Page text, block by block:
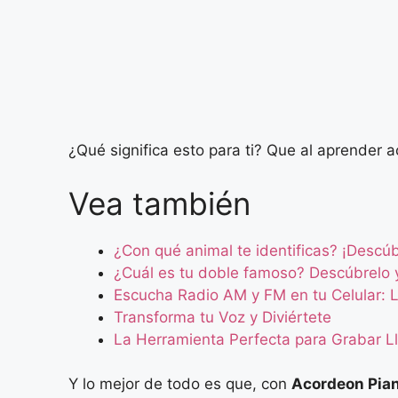
¿Qué significa esto para ti? Que al aprender
Vea también
¿Con qué animal te identificas?
¿Cuál es tu doble famoso? Descúbrelo
Escucha Radio AM y FM en tu Celular:
Transforma tu Voz y Diviértete
La Herramienta Perfecta para Grabar
Y lo mejor de todo es que, con Acordeon